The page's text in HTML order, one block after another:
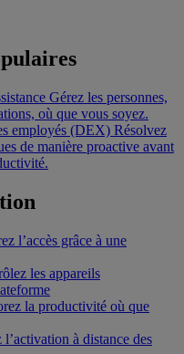
Gérez les personnes,
où que vous soyez.
employés (DEX) Résolvez
de manière proactive avant
l’accès grâce à une
les appareils
la productivité où que
à distance des